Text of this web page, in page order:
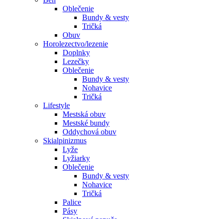
Oblečenie
Bundy & vesty
Tričká
Obuv
Horolezectvo/lezenie
Doplnky
Lezečky
Oblečenie
Bundy & vesty
Nohavice
Tričká
Lifestyle
Mestská obuv
Mestské bundy
Oddychová obuv
Skialpinizmus
Lyže
Lyžiarky
Oblečenie
Bundy & vesty
Nohavice
Tričká
Palice
Pásy